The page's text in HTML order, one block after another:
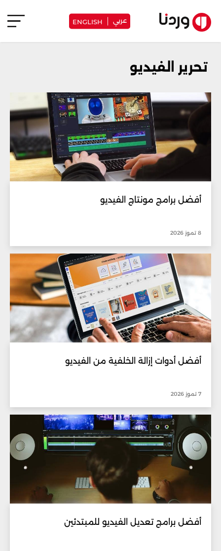
عربي ENGLISH
تحرير الفيديو
أفضل برامج مونتاج الفيديو
8 تموز 2026
أفضل أدوات إزالة الخلفية من الفيديو
7 تموز 2026
أفضل برامج تعديل الفيديو للمبتدئين